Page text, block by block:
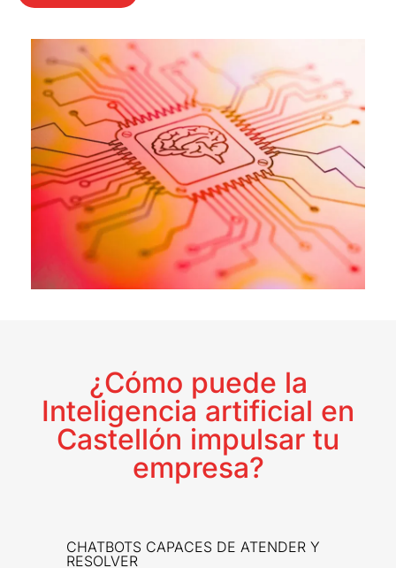
¿Cómo puede la
Inteligencia artificial en
Castellón impulsar tu
empresa?
CHATBOTS CAPACES DE ATENDER Y
RESOLVER